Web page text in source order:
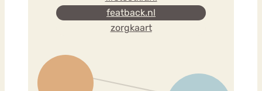
featback.nl
zorgkaart